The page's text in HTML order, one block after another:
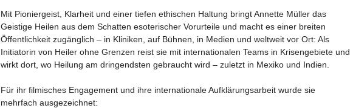
Mit Pioniergeist, Klarheit und einer tiefen ethischen Haltung bringt Annette Müller das
Geistige Heilen aus dem Schatten esoterischer Vorurteile und macht es einer breiten
Öffentlichkeit zugänglich – in Kliniken, auf Bühnen, in Medien und weltweit vor Ort: Als
Initiatorin von Heiler ohne Grenzen reist sie mit internationalen Teams in Krisengebiete und
wirkt dort, wo Heilung am dringendsten gebraucht wird – zuletzt in Mexiko und Indien.
Für ihr filmisches Engagement und ihre internationale Aufklärungsarbeit wurde sie
mehrfach ausgezeichnet: